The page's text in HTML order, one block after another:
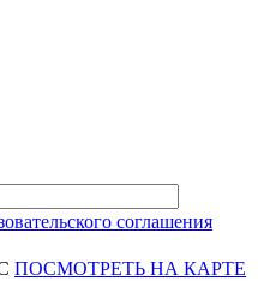
соглашения
ПОСМОТРЕТЬ НА КАРТЕ